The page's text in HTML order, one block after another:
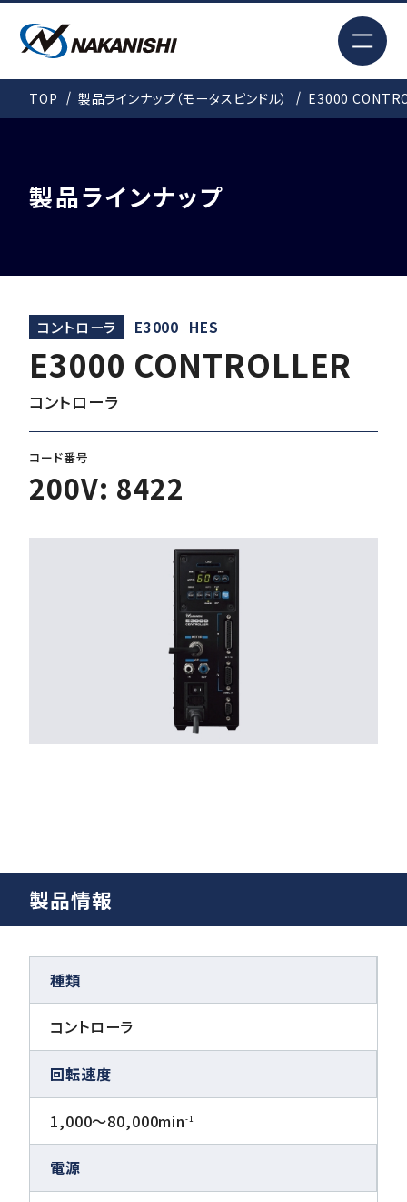
検索 EN
製品情報
事例紹介
ダウンロード
お客様サポート
TOP 製品ラインナップ（モータスピンドル） E3000
製品ラインナップ
コントローラ E3000 HES
E3000 CONTROLLER
コントローラ
コード番号
200V: 8422
製品情報
種類
コントローラ
回転速度
1,000〜80,000min-1
電源